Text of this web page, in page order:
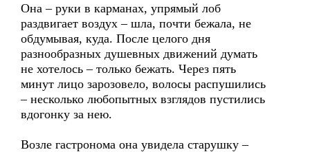
Она – руки в карманах, упрямый лоб
раздвигает воздух – шла, почти бежала, не
обдумывая, куда. После целого дня
разнообразных душевных движений думать
не хотелось – только бежать. Через пять
минут лицо зарозовело, волосы распушились
– несколько любопытных взглядов пустились
вдогонку за нею.
Возле гастронома она увидела старушку –